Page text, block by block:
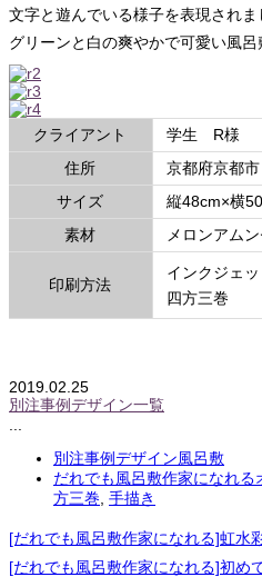
文字と遊んでいる様子を表現されま
グリーンと白の爽やかで可愛い風呂
クライアント
学生 R様
住所
京都府京都市
関連リンク
サイズ
縦48cm×横
素材
メロンアム
印刷方法
インクジェッ
四方三巻
2019.02.25
別注事例デザイン一覧
...
別注事例デザイン風呂敷
だれでも風呂敷作家になれる
方三巻, 手描き
[だれでも風呂敷作家になれる]虹水
[だれでも風呂敷作家になれる]初め